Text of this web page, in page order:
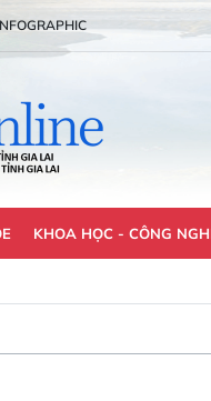
KHOA HỌC - CÔNG